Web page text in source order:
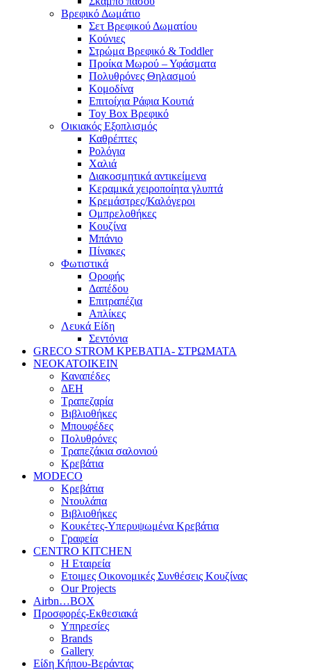
Βρεφικό Δωμάτιο
Σετ Βρεφικού Δωματίου
Κούνιες
Στρώμα Βρεφικό & Toddler
Προίκα Μωρού – Υφάσματα
Πολυθρόνες Θηλασμού
Κομοδίνα
Επιτοίχια Ράφια Κουτιά
Toy Box Βρεφικό
Οικιακός Εξοπλισμός
Καθρέπτες
Ρολόγια
Χαλιά
Διακοσμητικά αντικείμενα
Κεραμικά χειροποίητα γλυπτά
Κρεμάστρες/Καλόγεροι
Ομπρελοθήκες
Κουζίνα
Μπάνιο
Πίνακες
Φωτιστικά
Οροφής
Δαπέδου
Επιτραπέζια
Απλίκες
Λευκά Είδη
Σεντόνια
GRECO STROM ΚΡΕΒΑΤΙΑ- ΣΤΡΩΜΑΤΑ
ΝΕΟΚΑΤΟΙΚΕΙΝ
Καναπέδες
ΔΕΗ
Τραπεζαρία
Βιβλιοθήκες
Μπουφέδες
Πολυθρόνες
Τραπεζάκια σαλονιού
Κρεβάτια
MODECO
Κρεβάτια
Ντουλάπα
Βιβλιοθήκες
Κουκέτες-Υπερυψωμένα Κρεβάτια
Γραφεία
CENTRO KITCHEN
Η Εταιρεία
Ετοιμες Οικονομικές Συνθέσεις Κουζίνας
Our Projects
Airbn…BOX
Προσφορές-Εκθεσιακά
Υπηρεσίες
Brands
Gallery
Είδη Κήπου-Βεράντας